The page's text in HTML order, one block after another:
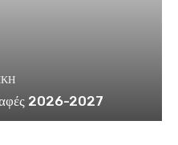
2026-2027